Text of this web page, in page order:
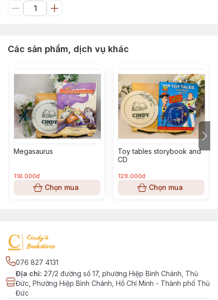
Các sản phẩm, dịch vụ khác
Megasaurus
118.000đ
Chọn mua
Toy tables storybook and
CD
129.000đ
Chọn mua
076 827 4131
Địa chỉ: 27/2 đường số 17, phường Hiệp Bình Chánh, Thủ
Đức, Phường Hiệp Bình Chánh, Hồ Chí Minh - Thành phố Thủ
Đức